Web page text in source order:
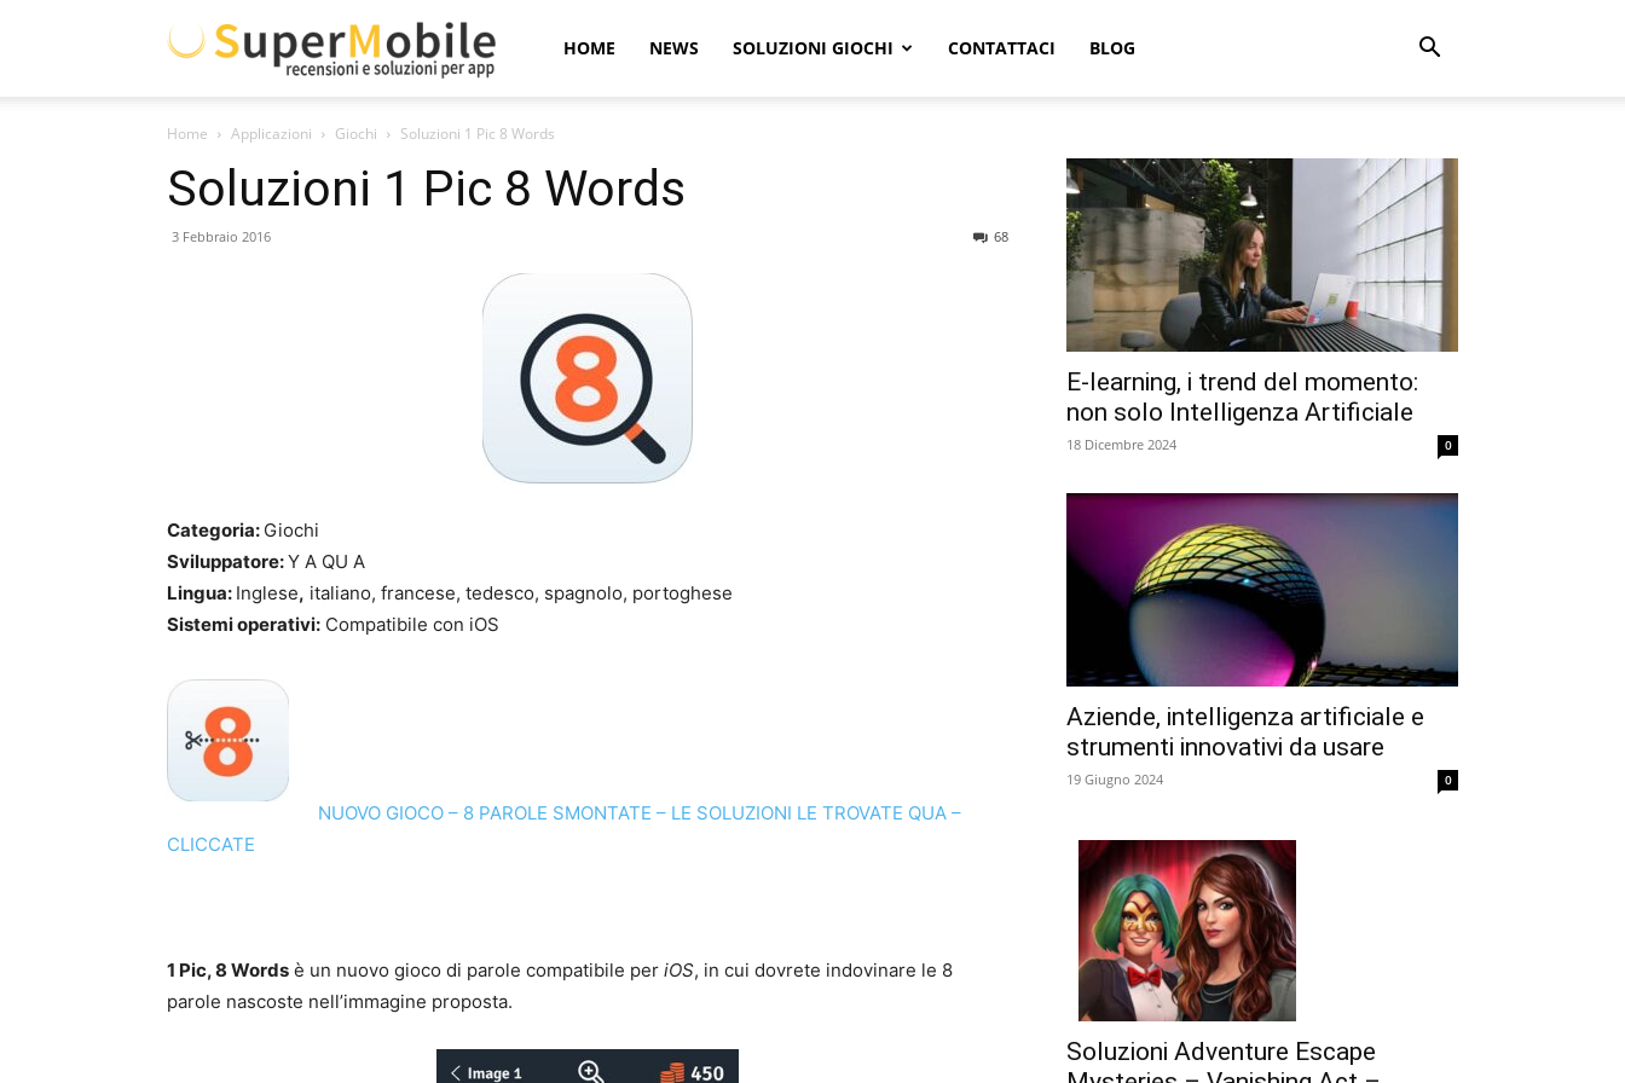
Super
Mobile
HOME NEWS SOLUZIONI GIOCHI CONTATTACI BLOG
Home Applicazioni Giochi Soluzioni 1 Pic 8 Words
Soluzioni 1 Pic 8 Words
3 Febbraio 2016 68
Categoria: Giochi
Sviluppatore:Y A QU A
Lingua: Inglese, italiano, francese, tedesco, spagnolo, portoghese
Sistemi operativi: Compatibile con iOS
NUOVO GIOCO – 8 PAROLE SMONTATE – LE SOLUZIONI LE TROVATE QUA –
CLICCATE
1 Pic, 8 Words è un nuovo gioco di parole compatibile per iOS, in cui dovrete indovinare le 8
parole nascoste nell’immagine proposta.
E-learning, i trend del momento:
non solo Intelligenza Artificiale
18 Dicembre 2024 0
Aziende, intelligenza artificiale e
strumenti innovativi da usare
19 Giugno 2024 0
Soluzioni Adventure Escape